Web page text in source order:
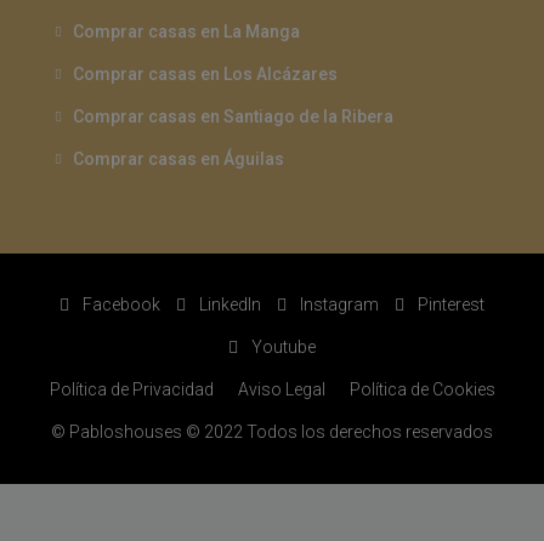
Comprar casas en La Manga
Comprar casas en Los Alcázares
Comprar casas en Santiago de la Ribera
Comprar casas en Águilas
Facebook LinkedIn Instagram Pinterest
Youtube
Política de Privacidad Aviso Legal Política de Cookies
© Pabloshouses © 2022 Todos los derechos reservados